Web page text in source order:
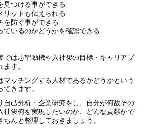
見つける事ができる
リットも伝えられる
を防ぐ事ができる
ているのかどうかを確認できる
では志望動機や入社後の目標・キャリアプ
す。
マッチングする人材であるかどうかという
きます。
自己分析・企業研究をし、自分が何故その
社後何を実現したいのか、どんな貢献がで
ちんと整理しておきましょう。